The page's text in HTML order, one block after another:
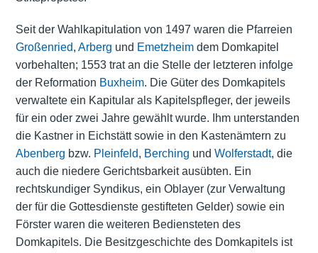
Seit der Wahlkapitulation von 1497 waren die Pfarreien
Großenried, Arberg und Emetzheimdem Domkapitel
vorbehalten; 1553 trat an die Stelle der letzteren infolge
der Reformation Buxheim. Die Güter des Domkapitels
verwaltete ein Kapitular als Kapitelspfleger, der jeweils
für ein oder zwei Jahre gewählt wurde. Ihm unterstanden
die Kastner in Eichstätt sowie in den Kastenämtern zu
Abenberg bzw. Pleinfeld, Berching und Wolferstadt, die
auch die niedere Gerichtsbarkeit ausübten. Ein
rechtskundiger Syndikus, ein Oblayer (zur Verwaltung
der für die Gottesdienste gestifteten Gelder) sowie ein
Förster waren die weiteren Bediensteten des
Domkapitels. Die Besitzgeschichte des Domkapitels ist